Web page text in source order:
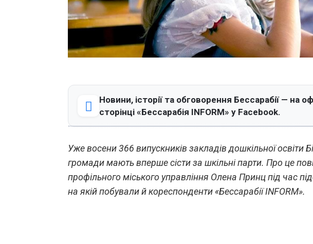
Новини, історії та обговорення Бессарабії — на
сторінці «Бессарабія INFORM» у Facebook.
Уже восени 366 випускників закладів дошкільної освіти
громади мають вперше сісти за шкільні парти. Про це
профільного міського управління Олена Принц під час
на якій побували й кореспонденти «Бессарабії INFORM».